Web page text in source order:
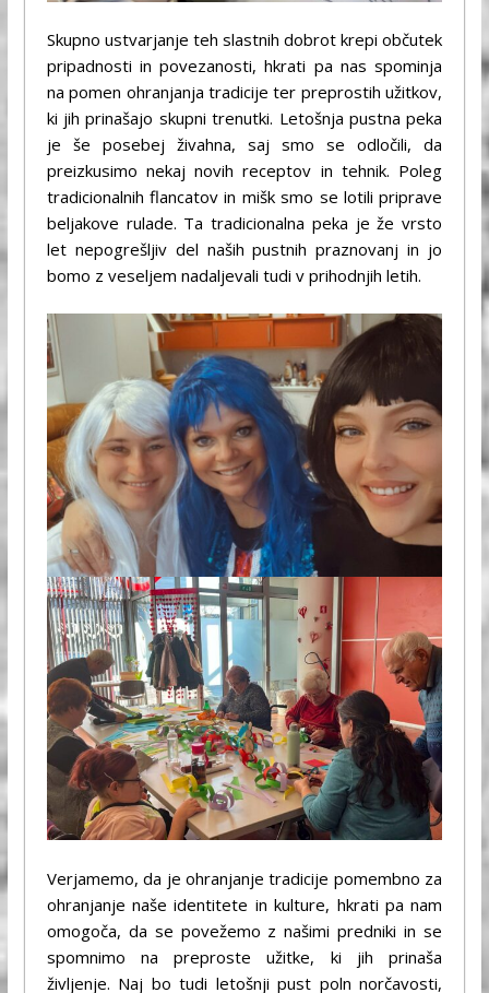
Skupno ustvarjanje teh slastnih dobrot krepi občutek
pripadnosti in povezanosti, hkrati pa nas spominja
na pomen ohranjanja tradicije ter preprostih užitkov,
ki jih prinašajo skupni trenutki. Letošnja pustna peka
je še posebej živahna, saj smo se odločili, da
preizkusimo nekaj novih receptov in tehnik. Poleg
tradicionalnih flancatov in mišk smo se lotili priprave
beljakove rulade. Ta tradicionalna peka je že vrsto
let nepogrešljiv del naših pustnih praznovanj in jo
bomo z veseljem nadaljevali tudi v prihodnjih letih.
Verjamemo, da je ohranjanje tradicije pomembno za
ohranjanje naše identitete in kulture, hkrati pa nam
omogoča, da se povežemo z našimi predniki in se
spomnimo na preproste užitke, ki jih prinaša
življenje. Naj bo tudi letošnji pust poln norčavosti,